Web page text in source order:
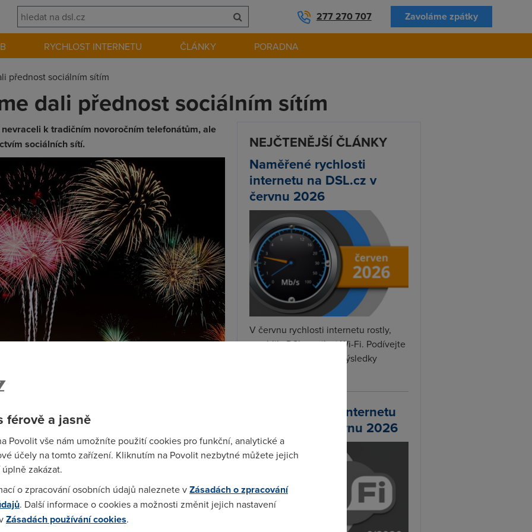
277 270 707 Zavoláme zpátky
RYCHLOST INTERNETU ČLÁNKY PORADNA
přednost sociálním sítím
dali přednost sociálním sítím
k tradičním novoročním telefonátům, ale
sociálních sítí.
vede. Silvestr to potvrdil, a to dokonce
procento porazil Vánoce. To znamená, že uO2
o 201 %oproti minulému roku.
denvíc než 13,9 milionu hovorů
O2 se nepotýkali s žádnými problémy s
LTE zaznamenal nárůst v objemu přenesených dat
NEJČTENĚJŠÍ ČLÁNKY
Naměřené rychlosti
internetu na DSL.cz v
červnu 2026
V červnu rychlosti internetu rostly,
zrychlily DSL, optika i Wi-Fi. Podívejte
se na naše nejnovější výsledky
Rychlosti Wi-Fi internetu
na DSL.cz v červnu 2026
férově a jasně
Povolit vše nám umožníte použití cookies pro funkční, analytické a
účely na tomto zařízení. Kliknutím na Povolit nezbytné můžete jejich
zakázat.
o zpracování osobních údajů naleznete vZásadách o zpracování
. Další informace o cookies a možnosti změnit jejich nastavení
Zásadách používání cookies.